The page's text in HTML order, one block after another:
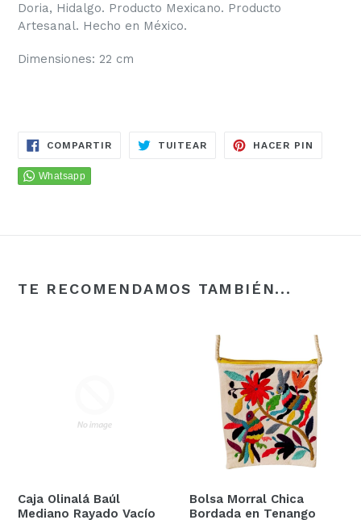
Doria, Hidalgo. Producto Mexicano. Producto
Artesanal. Hecho en México.
Dimensiones: 22 cm
COMPARTIRCOMPARTIR
EN
TUITEAR TUITEARHACER PIN
TE RECOMENDAMOS TAMBIÉN...
Caja Olinalá Baúl
Mediano Rayado Vacío
Bolsa Morral Chica
Bordada en Tenango